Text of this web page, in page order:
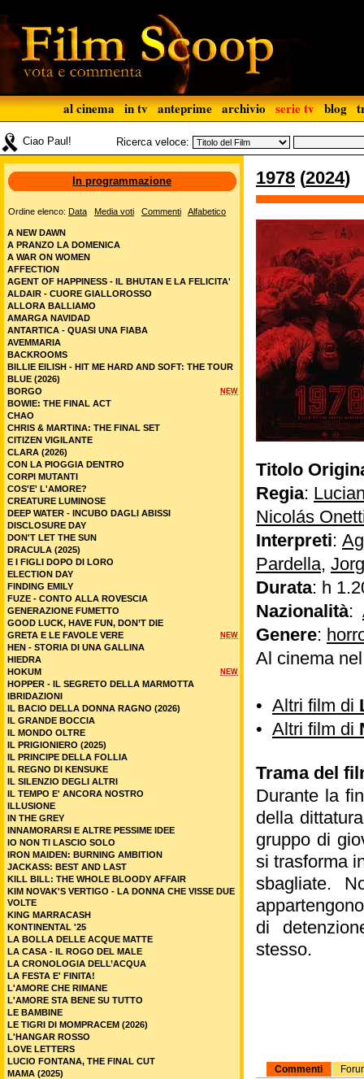
al cinema in tv anteprime archivio serie tv blog
Ciao Paul! Ricerca veloce:
1978 (2024)
Titolo
Regia:
Nicolás
Interpreti:
Pardella,
Durata: h
Nazionalità:
Genere:
Al cinema
• Altri film di
• Altri film di
Trama del
Durante la
della
gruppo di
si trasforma
sbagliate.
di
stesso.
Commenti
In programmazione
Ordine elenco: Data Media voti Commenti Alfabetico
A NEW DAWN
A PRANZO LA DOMENICA
A WAR ON WOMEN
AFFECTION
AGENT OF HAPPINESS - IL BHUTAN E LA FELICITA'
ALDAIR - CUORE GIALLOROSSO
ALLORA BALLIAMO
AMARGA NAVIDAD
ANTARTICA - QUASI UNA FIABA
AVEMMARIA
BACKROOMS
BILLIE EILISH - HIT ME HARD AND SOFT: THE TOUR
BLUE (2026)
NEW
BORGO
BOWIE: THE FINAL ACT
CHAO
CHRIS & MARTINA: THE FINAL SET
CITIZEN VIGILANTE
CLARA (2026)
CON LA PIOGGIA DENTRO
CORPI MUTANTI
COS'E' L'AMORE?
CREATURE LUMINOSE
DEEP WATER - INCUBO DAGLI ABISSI
DISCLOSURE DAY
DON'T LET THE SUN
DRACULA (2025)
E I FIGLI DOPO DI LORO
ELECTION DAY
FINDING EMILY
FUZE - CONTO ALLA ROVESCIA
GENERAZIONE FUMETTO
GOOD LUCK, HAVE FUN, DON’T DIE
NEW
GRETA E LE FAVOLE VERE
HEN - STORIA DI UNA GALLINA
HIEDRA
NEW
HOKUM
HOPPER - IL SEGRETO DELLA MARMOTTA
IBRIDAZIONI
IL BACIO DELLA DONNA RAGNO (2026)
IL GRANDE BOCCIA
IL MONDO OLTRE
IL PRIGIONIERO (2025)
IL PRINCIPE DELLA FOLLIA
IL REGNO DI KENSUKE
IL SILENZIO DEGLI ALTRI
IL TEMPO E' ANCORA NOSTRO
ILLUSIONE
IN THE GREY
INNAMORARSI E ALTRE PESSIME IDEE
IO NON TI LASCIO SOLO
IRON MAIDEN: BURNING AMBITION
JACKASS: BEST AND LAST
KILL BILL: THE WHOLE BLOODY AFFAIR
KIM NOVAK'S VERTIGO - LA DONNA CHE VISSE DUE
VOLTE
KING MARRACASH
KONTINENTAL '25
LA BOLLA DELLE ACQUE MATTE
LA CASA - IL ROGO DEL MALE
LA CRONOLOGIA DELL’ACQUA
LA FESTA E' FINITA!
L'AMORE CHE RIMANE
L'AMORE STA BENE SU TUTTO
LE BAMBINE
LE TIGRI DI MOMPRACEM (2026)
L'HANGAR ROSSO
LOVE LETTERS
LUCIO FONTANA, THE FINAL CUT
MAMA (2025)